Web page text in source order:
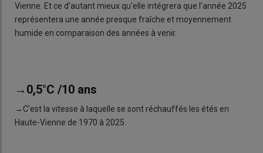
Vienne. Et ce d'autant mieux qu'elle intégrera que l'année 2025
représentera une année presque fraîche et moyennement
humide en comparaison des années à venir.
→0,5°C /10 ans
→C'est la vitesse à laquelle se sont réchauffés les étés en
Haute-Vienne de 1970 à 2025.